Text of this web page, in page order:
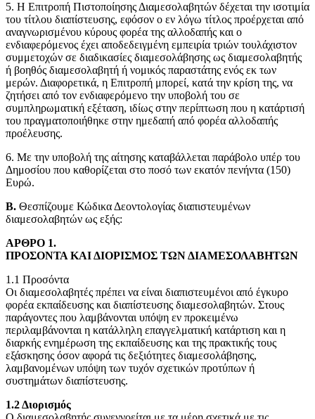
5. Η Επιτροπή Πιστοποίησης Διαμεσολαβητών δέχεται την ισοτιμία
του τίτλου διαπίστευσης, εφόσον ο εν λόγω τίτλος προέρχεται από
αναγνωρισμένου κύρους φορέα της αλλοδαπής και ο
ενδιαφερόμενος έχει αποδεδειγμένη εμπειρία τριών τουλάχιστον
συμμετοχών σε διαδικασίες διαμεσολάβησης ως διαμεσολαβητής
ή βοηθός διαμεσολαβητή ή νομικός παραστάτης ενός εκ των
μερών. Διαφορετικά, η Επιτροπή μπορεί, κατά την κρίση της, να
ζητήσει από τον ενδιαφερόμενο την υποβολή του σε
συμπληρωματική εξέταση, ιδίως στην περίπτωση που η κατάρτισή
του πραγματοποιήθηκε στην ημεδαπή από φορέα αλλοδαπής
προέλευσης.
6. Με την υποβολή της αίτησης καταβάλλεται παράβολο υπέρ του
Δημοσίου που καθορίζεται στο ποσό των εκατόν πενήντα (150)
Ευρώ.
Β. Θεσπίζουμε Κώδικα Δεοντολογίας διαπιστευμένων
διαμεσολαβητών ως εξής:
ΑΡΘΡΟ 1.
ΠΡΟΣΟΝΤΑ ΚΑΙ ΔΙΟΡΙΣΜΟΣ ΤΩΝ ΔΙΑΜΕΣΟΛΑΒΗΤΩΝ
1.1 Προσόντα
Οι διαμεσολαβητές πρέπει να είναι διαπιστευμένοι από έγκυρο
φορέα εκπαίδευσης και διαπίστευσης διαμεσολαβητών. Στους
παράγοντες που λαμβάνονται υπόψη εν προκειμένω
περιλαμβάνονται η κατάλληλη επαγγελματική κατάρτιση και η
διαρκής ενημέρωση της εκπαίδευσης και της πρακτικής τους
εξάσκησης όσον αφορά τις δεξιότητες διαμεσολάβησης,
λαμβανομένων υπόψη των τυχόν σχετικών προτύπων ή
συστημάτων διαπίστευσης.
1.2 Διορισμός